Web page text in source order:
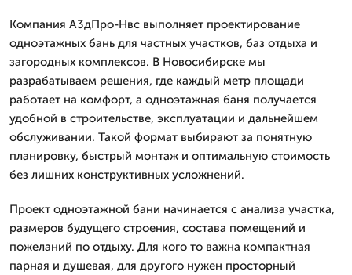
Компания А3дПро-Нвс выполняет проектирование
одноэтажных бань для частных участков, баз отдыха и
загородных комплексов. В Новосибирске мы
разрабатываем решения, где каждый метр площади
работает на комфорт, а одноэтажная баня получается
удобной в строительстве, эксплуатации и дальнейшем
обслуживании. Такой формат выбирают за понятную
планировку, быстрый монтаж и оптимальную стоимость
без лишних конструктивных усложнений.
Проект одноэтажной бани начинается с анализа участка,
размеров будущего строения, состава помещений и
пожеланий по отдыху. Для кого то важна компактная
парная и душевая, для другого нужен просторный